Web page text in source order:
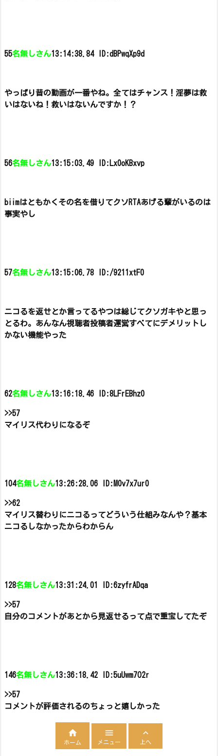
55名無しさん13:14:38.84 ID:dBPwqXp9d
やっぱり昔の動画が一番やね。 全てはチャンス！淫夢は救
いはないね！救いはないんですか！？
56名無しさん13:15:03.49 ID:Lx0oKBxvp
biimはともかくその名を借りてクソRTAあげる輩がいるのは
事実やし
57名無しさん13:15:06.78 ID:/9211xtF0
ニコるを返せとか言ってるやつは総じてクソガキやと思っ
とるわ。 あんなん視聴者投稿者運営すべてにデメリットし
かない機能やった
62名無しさん13:16:18.46 ID:8LFrEBhz0
>>57
マイリス代わりになるぞ
104名無しさん13:26:28.06 ID:M0v7x7ur0
>>62
マイリス替わりにニコるってどういう仕組みなんや？基本
ニコるしなかったからわからん
128名無しさん13:31:24.01 ID:6zyfrADqa
>>57
自分のコメントがあとから見返せるって点で重宝してたぞ
146名無しさん13:36:18.42 ID:5uUwm7O2r
>>57
コメントが評価されるのちょっと嬉しかった

ホーム

メニュー

上へ